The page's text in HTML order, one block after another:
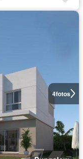
4fotos